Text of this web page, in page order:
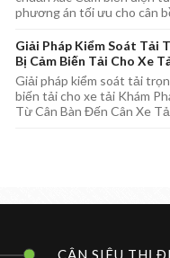
phương án tối ưu cho cân
Giải Pháp Kiểm Soát Tải
Bị Cảm Biến Tải Cho Xe
Giải pháp kiểm soát tải
biến tải cho xe tải Khám
Từ Cân Bàn Đến Cân Xe
CÂN SIÊU THỊ